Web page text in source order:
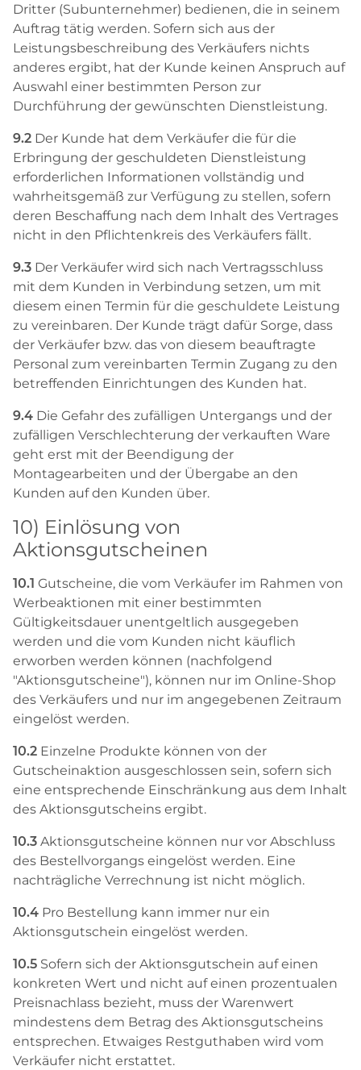
Dritter (Subunternehmer) bedienen, die in seinem
Auftrag tätig werden. Sofern sich aus der
Leistungsbeschreibung des Verkäufers nichts
anderes ergibt, hat der Kunde keinen Anspruch auf
Auswahl einer bestimmten Person zur
Durchführung der gewünschten Dienstleistung.
9.2 Der Kunde hat dem Verkäufer die für die
Erbringung der geschuldeten Dienstleistung
erforderlichen Informationen vollständig und
wahrheitsgemäß zur Verfügung zu stellen, sofern
deren Beschaffung nach dem Inhalt des Vertrages
nicht in den Pflichtenkreis des Verkäufers fällt.
9.3 Der Verkäufer wird sich nach Vertragsschluss
mit dem Kunden in Verbindung setzen, um mit
diesem einen Termin für die geschuldete Leistung
zu vereinbaren. Der Kunde trägt dafür Sorge, dass
der Verkäufer bzw. das von diesem beauftragte
Personal zum vereinbarten Termin Zugang zu den
betreffenden Einrichtungen des Kunden hat.
9.4 Die Gefahr des zufälligen Untergangs und der
zufälligen Verschlechterung der verkauften Ware
geht erst mit der Beendigung der
Montagearbeiten und der Übergabe an den
Kunden auf den Kunden über.
10) Einlösung von
Aktionsgutscheinen
10.1 Gutscheine, die vom Verkäufer im Rahmen von
Werbeaktionen mit einer bestimmten
Gültigkeitsdauer unentgeltlich ausgegeben
werden und die vom Kunden nicht käuflich
erworben werden können (nachfolgend
"Aktionsgutscheine"), können nur im Online-Shop
des Verkäufers und nur im angegebenen Zeitraum
eingelöst werden.
10.2 Einzelne Produkte können von der
Gutscheinaktion ausgeschlossen sein, sofern sich
eine entsprechende Einschränkung aus dem Inhalt
des Aktionsgutscheins ergibt.
10.3 Aktionsgutscheine können nur vor Abschluss
des Bestellvorgangs eingelöst werden. Eine
nachträgliche Verrechnung ist nicht möglich.
10.4 Pro Bestellung kann immer nur ein
Aktionsgutschein eingelöst werden.
10.5 Sofern sich der Aktionsgutschein auf einen
konkreten Wert und nicht auf einen prozentualen
Preisnachlass bezieht, muss der Warenwert
mindestens dem Betrag des Aktionsgutscheins
entsprechen. Etwaiges Restguthaben wird vom
Verkäufer nicht erstattet.